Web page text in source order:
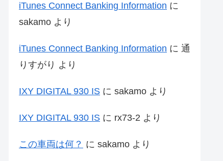
iTunes Connect Banking Information に
sakamo より
iTunes Connect Banking Information に 通
りすがり より
IXY DIGITAL 930 IS に sakamo より
IXY DIGITAL 930 IS に rx73-2 より
この車両は何？ に sakamo より